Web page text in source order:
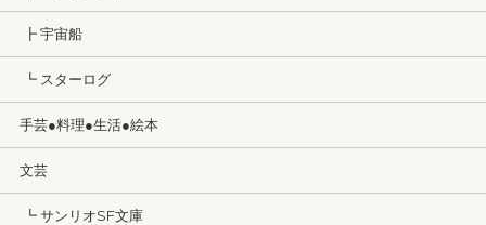
┣ 宇宙船
┗ スターログ
手芸●料理●生活●絵本
文芸
┗ サンリオSF文庫